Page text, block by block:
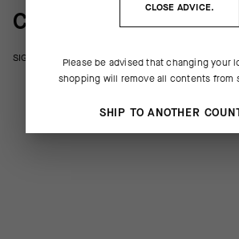
COULISSES DU
SIGNATURE Tool Box Small
CLOSE ADVICE.
Please be advised that changing your
shopping will remove all contents from
SHIP TO ANOTHER